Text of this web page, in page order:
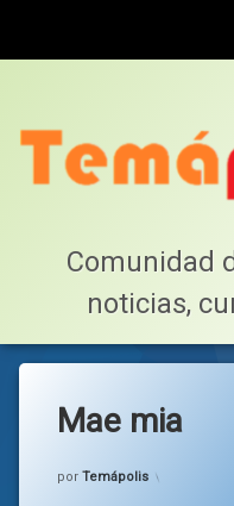
Lista de Megapost
Tabla de puntos
Comunidad
noticias,
Mae mia
por Temápolis